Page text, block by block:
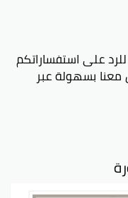
على استفساراتكم
معنا بسهولة عبر